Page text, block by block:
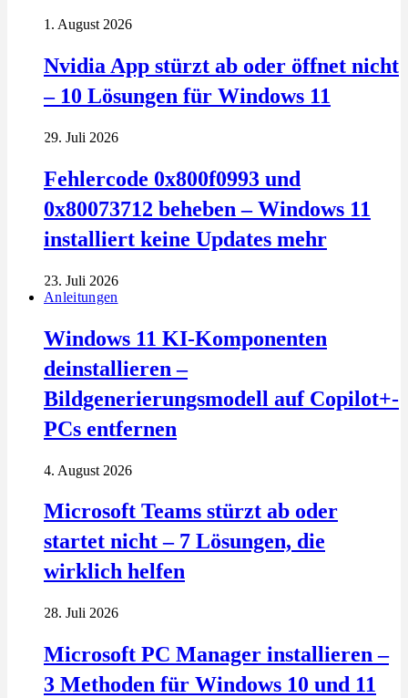
1. August 2026
Nvidia App stürzt ab oder öffnet nicht
– 10 Lösungen für Windows 11
29. Juli 2026
Fehlercode 0x800f0993 und
0x80073712 beheben – Windows 11
installiert keine Updates mehr
23. Juli 2026
Anleitungen
Windows 11 KI-Komponenten
deinstallieren –
Bildgenerierungsmodell auf Copilot+-
PCs entfernen
4. August 2026
Microsoft Teams stürzt ab oder
startet nicht – 7 Lösungen, die
wirklich helfen
28. Juli 2026
Microsoft PC Manager installieren –
3 Methoden für Windows 10 und 11